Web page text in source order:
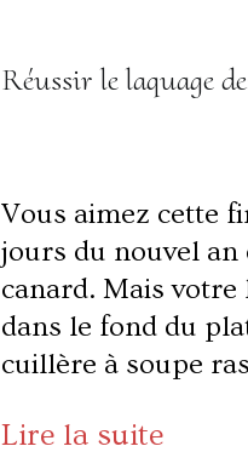
Réussir le laquage
Vous aimez cette
jours du nouvel an
canard. Mais votre
dans le fond du
cuillère à soupe
Lire la suite